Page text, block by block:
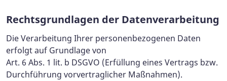
Rechtsgrundlagen der Datenverarbeitung
Die Verarbeitung Ihrer personenbezogenen Daten
erfolgt auf Grundlage von
Art. 6 Abs. 1 lit. b DSGVO (Erfüllung eines Vertrags bzw.
Durchführung vorvertraglicher Maßnahmen).